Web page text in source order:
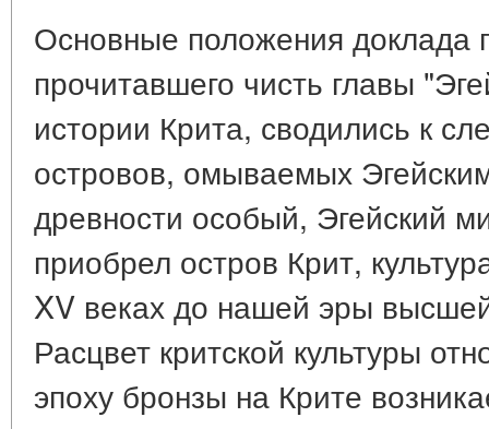
Основные положения доклада
прочитавшего чисть главы
истории Крита, сводились к
островов, омываемых
древности особый, Эгейский
приобрел остров Крит,
XV веках до нашей эры
Расцвет критской культуры
эпоху бронзы на Крите